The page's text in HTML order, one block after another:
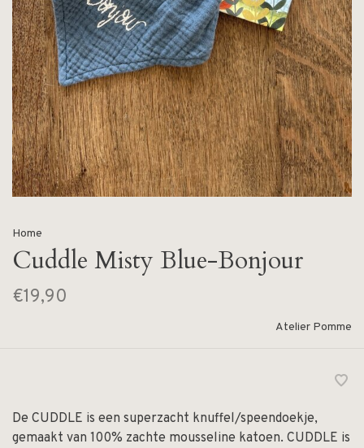
Home
Cuddle Misty Blue-Bonjour
€19,90
Atelier Pomme
De CUDDLE is een superzacht knuffel/speendoekje,
gemaakt van 100% zachte mousseline katoen. CUDDLE is